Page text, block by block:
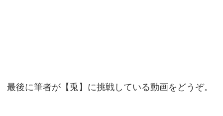
最後に筆者が【兎】に挑戦している動画をどうぞ。